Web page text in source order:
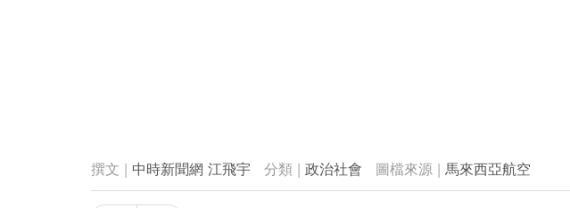
中時新聞網 江飛宇 政治社會 馬來西亞航空